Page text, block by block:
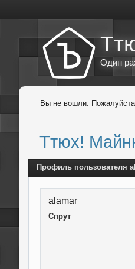
Один
Вы не вошли.
Ттюх!
Профиль пользователя
alamar
Спрут